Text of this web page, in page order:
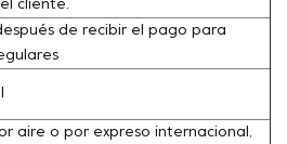
cliente.
de recibir el pago para
aire o por expreso internacional,